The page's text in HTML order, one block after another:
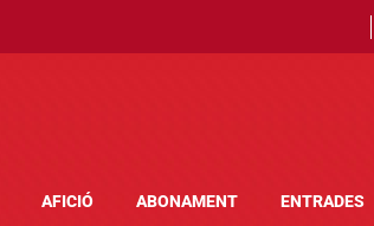
AFICIÓ ABONAMENT ENTRADES